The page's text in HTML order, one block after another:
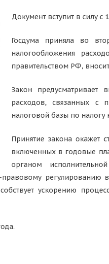
Документ вступит в силу с
Госдума приняла во
налогообложения
правительством РФ,
Закон предусматривает
расходов, связанных с
налоговой базы по налогу
Принятие закона окажет
включенных в годовые
органом
правовому
ускорению